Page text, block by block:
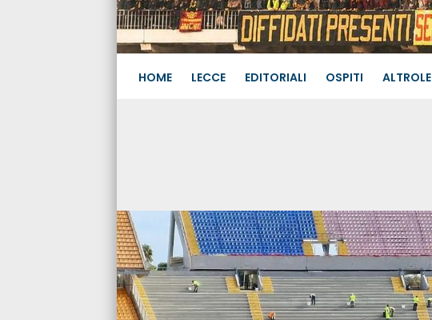
HOME LECCE EDITORIALI OSPITI